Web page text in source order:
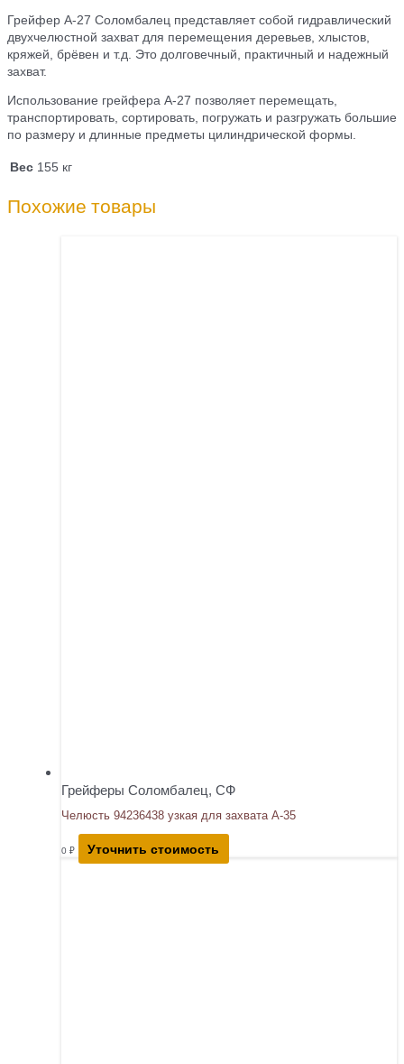
Грейфер А-27 Соломбалец представляет собой гидравлический
двухчелюстной захват для перемещения деревьев, хлыстов,
кряжей, брёвен и т.д. Это долговечный, практичный и надежный
захват.
Использование грейфера А-27 позволяет перемещать,
транспортировать, сортировать, погружать и разгружать большие
по размеру и длинные предметы цилиндрической формы.
Вес 155 кг
Похожие товары
Грейферы Соломбалец, СФ
Челюсть 94236438 узкая для захвата А-35
0 ₽ Уточнить стоимость